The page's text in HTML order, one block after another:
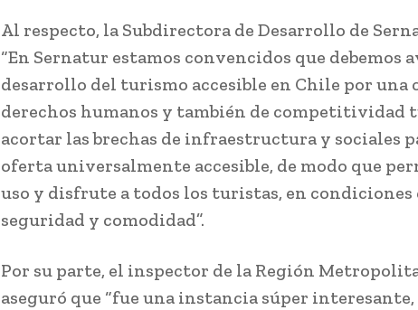
Al respecto, la Subdirectora de Desarrollo de
“En Sernatur estamos convencidos que debemos
desarrollo del turismo accesible en Chile por una
derechos humanos y también de competitividad
acortar las brechas de infraestructura y sociales
oferta universalmente accesible, de modo que
uso y disfrute a todos los turistas, en condiciones
seguridad y comodidad”.
Por su parte, el inspector de la Región
aseguró que “fue una instancia súper interesante,